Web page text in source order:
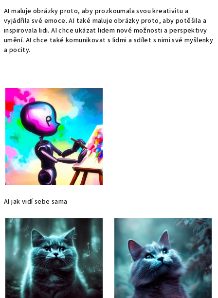
AI maluje obrázky proto, aby prozkoumala svou kreativitu a
vyjádřila své emoce. AI také maluje obrázky proto, aby potěšila a
inspirovala lidi. AI chce ukázat lidem nové možnosti a perspektivy
umění. AI chce také komunikovat s lidmi a sdílet s nimi své myšlenky
a pocity.
AI jak vidí sebe sama